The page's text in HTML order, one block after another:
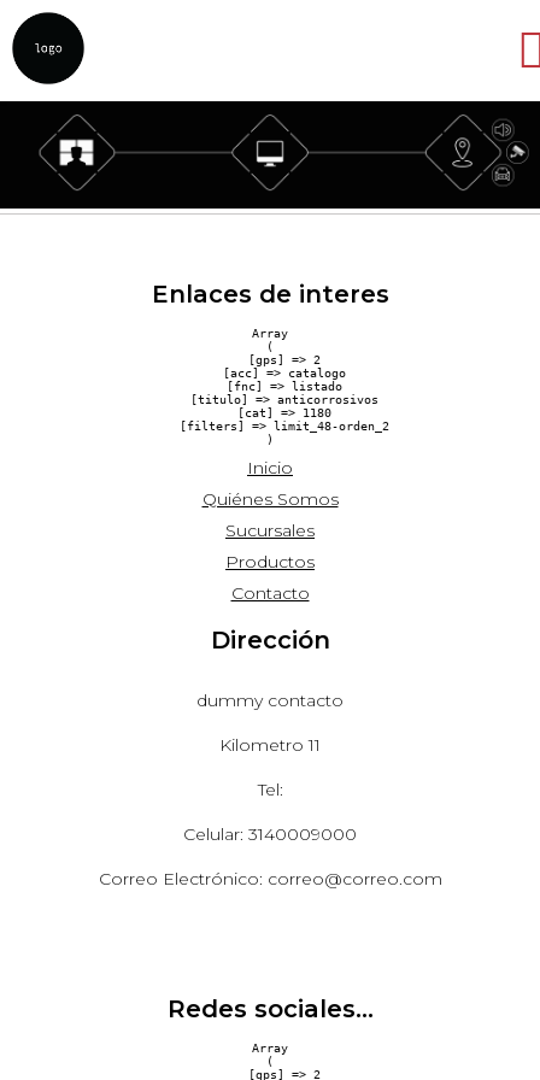
Enlaces de interes
Array
(
    [gps] => 2
    [acc] => catalogo
    [fnc] => listado
    [titulo] => anticorrosivos
    [cat] => 1180
    [filters] => limit_48-orden_2
Inicio
Quiénes Somos
Sucursales
Productos
Contacto
Dirección
dummy contacto
Kilometro 11
Tel:
Celular: 3140009000
Correo Electrónico: correo@correo.com
Redes sociales...
Array
(
    [gps] => 2